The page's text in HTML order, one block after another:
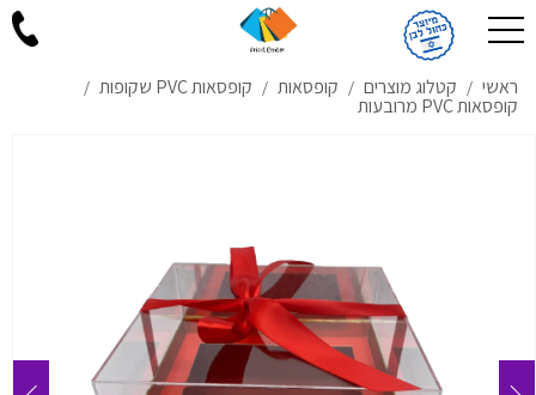
ראשי / קטלוג מוצרים / קופסאות / קופסאות PVC שקופות /
קופסאות PVC מרובעות